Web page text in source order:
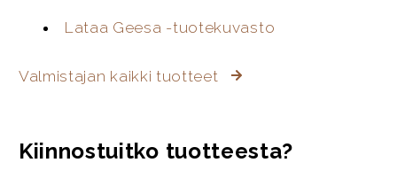
Lataa Geesa -tuotekuvasto
Valmistajan kaikki tuotteet
Kiinnostuitko tuotteesta?